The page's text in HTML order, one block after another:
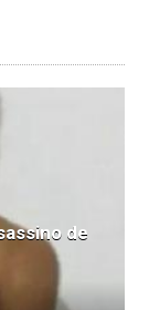
de